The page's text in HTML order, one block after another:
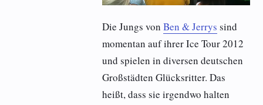
Die Jungs vonBen & Jerrys sind
momentan auf ihrer Ice Tour 2012
und spielen in diversen deutschen
Großstädten Glücksritter. Das
heißt, dass sie irgendwo halten